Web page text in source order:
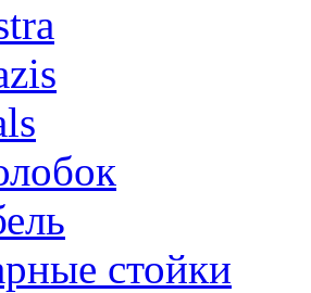
стойки